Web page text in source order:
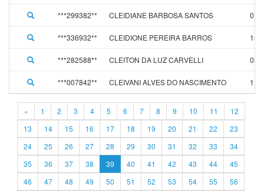
***299382** CLEIDIANE BARBOSA SANTOS 01/
***336932** CLEIDIONE PEREIRA BARROS 15/
***282588** CLEITON DA LUZ CARVELLI 03/
***007842** CLEIVANI ALVES DO NASCIMENTO 11/
« 1 2 3 4 5 6 7 8 9 10 11
12
13
14 15 16 17 18 19 20 21 22
23
24
25 26 27 28 29 30 31 32 33
34
35
36 37 38 39 40 41 42 43 44
45
46
47 48 49 50 51 52 53 54 55
56